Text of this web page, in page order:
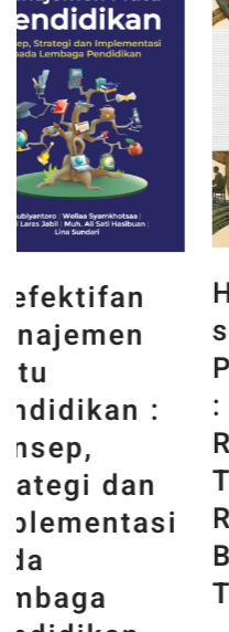
Hukum
sebagai
Praktik Sosial
:
Rekonstruksi
Teori
Realistis
Brian
Tamanaha